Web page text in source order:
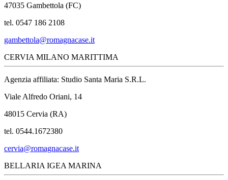
47035 Gambettola (FC)
tel. 0547 186 2108
gambettola@romagnacase.it
CERVIA MILANO MARITTIMA
Agenzia affiliata: Studio Santa Maria S.R.L.
Viale Alfredo Oriani, 14
48015 Cervia (RA)
tel. 0544.1672380
cervia@romagnacase.it
BELLARIA IGEA MARINA